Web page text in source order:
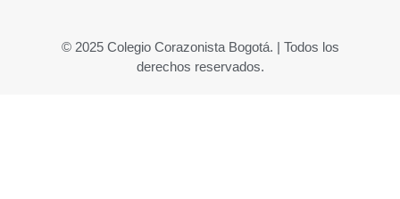
© 2025 Colegio Corazonista Bogotá. | Todos los
derechos reservados.